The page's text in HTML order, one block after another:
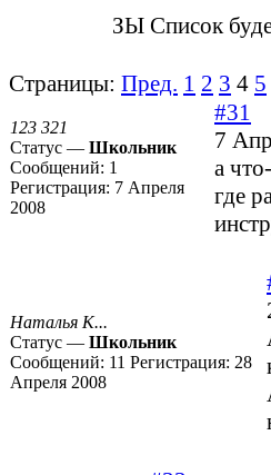
ЗЫ Список
Страницы: Пред. 1 2 3 4 5
123 321
Статус — Школьник
Сообщений: 1
Регистрация: 7 Апреля
2008
#31
7
а
где
Наталья К...
Статус — Школьник
Сообщений: 11 Регистрация: 28
Апреля 2008